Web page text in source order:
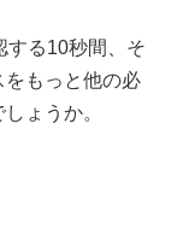
する10秒間、そ
をもっと他の必
ょうか。